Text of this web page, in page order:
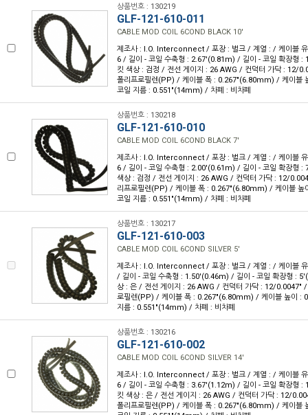
상품번호 : 130219
GLF-121-610-011
CABLE MOD COIL 6COND BLACK 10'
제조사 : I.O. Interconnect / 포장 : 벌크 / 계열 : / 케이블
6 / 길이 - 코일 수축형 : 2.67'(0.81m) / 길이 - 코일 확장형
킷 색상 : 검정 / 전선 게이지 : 26 AWG / 컨덕터 가닥 : 12/
폴리프로필렌(PP) / 케이블 폭 : 0.267"(6.80mm) / 케이
코일 지름 : 0.551"(14mm) / 차폐 : 비차폐
상품번호 : 130218
GLF-121-610-010
CABLE MOD COIL 6COND BLACK 7'
제조사 : I.O. Interconnect / 포장 : 벌크 / 계열 : / 케이블
6 / 길이 - 코일 수축형 : 2.00'(0.61m) / 길이 - 코일 확장형
색상 : 검정 / 전선 게이지 : 26 AWG / 컨덕터 가닥 : 12/
리프로필렌(PP) / 케이블 폭 : 0.267"(6.80mm) / 케이블
코일 지름 : 0.551"(14mm) / 차폐 : 비차폐
상품번호 : 130217
GLF-121-610-003
CABLE MOD COIL 6COND SILVER 5'
제조사 : I.O. Interconnect / 포장 : 벌크 / 계열 : / 케이블
/ 길이 - 코일 수축형 : 1.50'(0.46m) / 길이 - 코일 확장형 :
상 : 은 / 전선 게이지 : 26 AWG / 컨덕터 가닥 : 12/0.0047"
로필렌(PP) / 케이블 폭 : 0.267"(6.80mm) / 케이블 높이 :
지름 : 0.551"(14mm) / 차폐 : 비차폐
상품번호 : 130216
GLF-121-610-002
CABLE MOD COIL 6COND SILVER 14'
제조사 : I.O. Interconnect / 포장 : 벌크 / 계열 : / 케이블
6 / 길이 - 코일 수축형 : 3.67'(1.12m) / 길이 - 코일 확장형
킷 색상 : 은 / 전선 게이지 : 26 AWG / 컨덕터 가닥 : 12/
폴리프로필렌(PP) / 케이블 폭 : 0.267"(6.80mm) / 케이